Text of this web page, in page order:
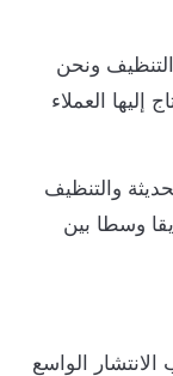
ونحن
العملاء
والتنظيف
وسطا بين
الواسع